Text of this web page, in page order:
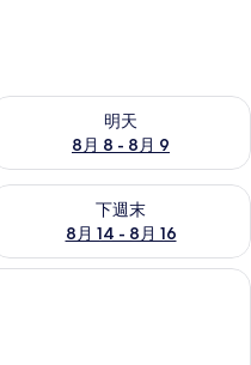
明天
8月 8 - 8月 9
看明天 (8月 8 - 8月 9) 的供
下週末
8月 14 - 8月 16
看下週末 (8月 14 - 8月 16)